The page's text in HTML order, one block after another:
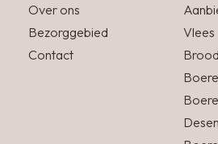
Over ons
Bezorggebied
Contact
Vlees